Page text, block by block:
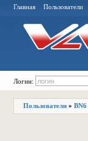
Главная Пользователи
Логин:
Пользователи » BN6